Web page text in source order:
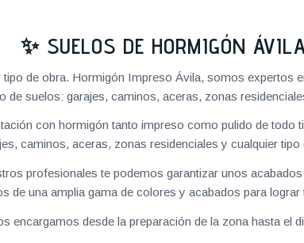
✨ SUELOS DE HORMIGÓN
de obra. Hormigón Impreso Ávila, somos expertos
de suelos: garajes, caminos, aceras, zonas
con hormigón tanto impreso como pulido de
caminos, aceras, zonas residenciales y cualquier tipo
profesionales te podemos garantizar unos
de una amplia gama de colores y acabados para
encargamos desde la preparación de la zona hasta el